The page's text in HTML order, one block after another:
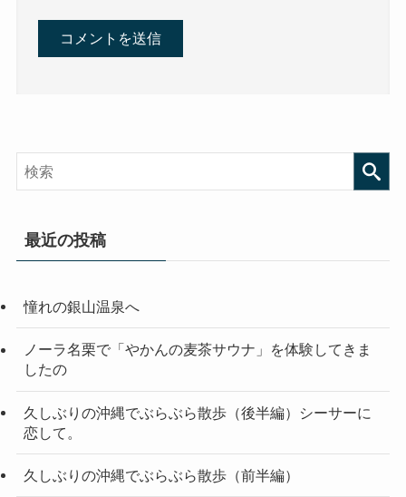
最近の投稿
憧れの銀山温泉へ
ノーラ名栗で「やかんの麦茶サウナ」を体験してきま
したの
久しぶりの沖縄でぶらぶら散歩（後半編）シーサーに
恋して。
久しぶりの沖縄でぶらぶら散歩（前半編）